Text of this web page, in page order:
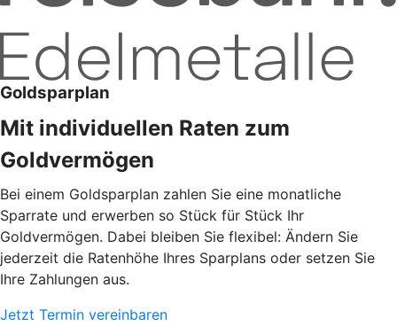
Goldsparplan
Mit individuellen Raten zum
Goldvermögen
Bei einem Goldsparplan zahlen Sie eine monatliche
Sparrate und erwerben so Stück für Stück Ihr
Goldvermögen. Dabei bleiben Sie flexibel: Ändern Sie
jederzeit die Ratenhöhe Ihres Sparplans oder setzen Sie
Ihre Zahlungen aus.
Jetzt Termin vereinbaren